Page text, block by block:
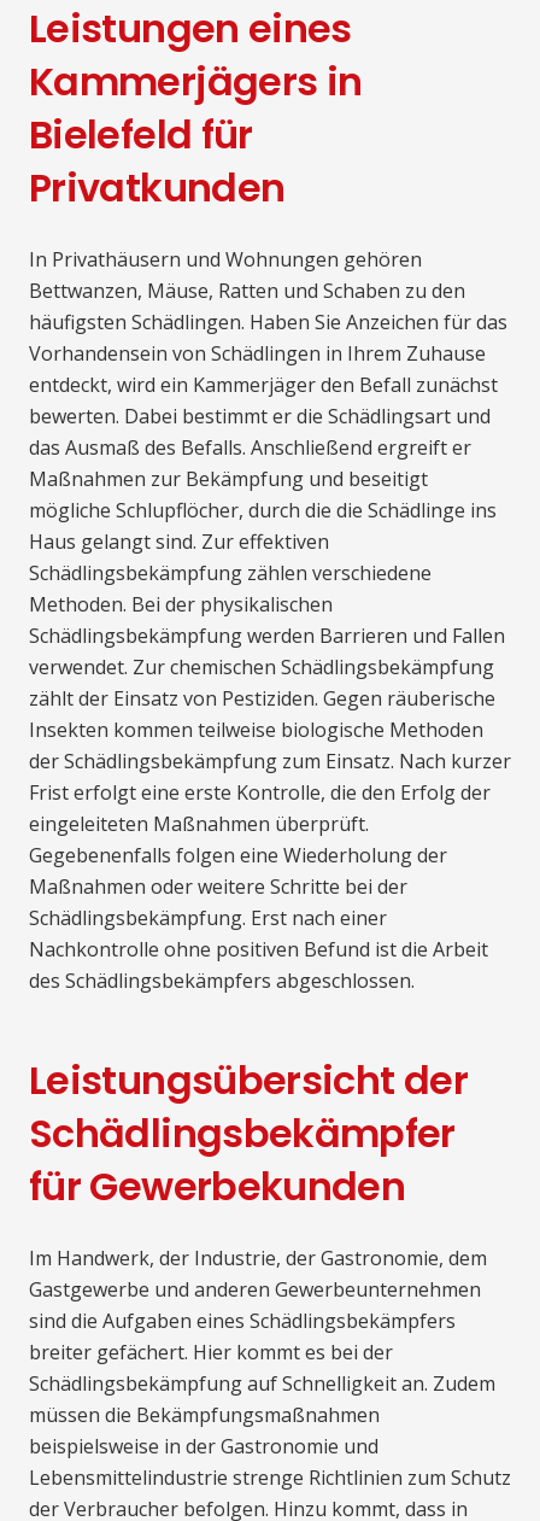
Leistungen eines
Kammerjägers in
Bielefeld für
Privatkunden
In Privathäusern und Wohnungen gehören
Bettwanzen, Mäuse, Ratten und Schaben zu den
häufigsten Schädlingen. Haben Sie Anzeichen für das
Vorhandensein von Schädlingen in Ihrem Zuhause
entdeckt, wird ein Kammerjäger den Befall zunächst
bewerten. Dabei bestimmt er die Schädlingsart und
das Ausmaß des Befalls. Anschließend ergreift er
Maßnahmen zur Bekämpfung und beseitigt
mögliche Schlupflöcher, durch die die Schädlinge ins
Haus gelangt sind. Zur effektiven
Schädlingsbekämpfung zählen verschiedene
Methoden. Bei der physikalischen
Schädlingsbekämpfung werden Barrieren und Fallen
verwendet. Zur chemischen Schädlingsbekämpfung
zählt der Einsatz von Pestiziden. Gegen räuberische
Insekten kommen teilweise biologische Methoden
der Schädlingsbekämpfung zum Einsatz. Nach kurzer
Frist erfolgt eine erste Kontrolle, die den Erfolg der
eingeleiteten Maßnahmen überprüft.
Gegebenenfalls folgen eine Wiederholung der
Maßnahmen oder weitere Schritte bei der
Schädlingsbekämpfung. Erst nach einer
Nachkontrolle ohne positiven Befund ist die Arbeit
des Schädlingsbekämpfers abgeschlossen.
Leistungsübersicht der
Schädlingsbekämpfer
für Gewerbekunden
Im Handwerk, der Industrie, der Gastronomie, dem
Gastgewerbe und anderen Gewerbeunternehmen
sind die Aufgaben eines Schädlingsbekämpfers
breiter gefächert. Hier kommt es bei der
Schädlingsbekämpfung auf Schnelligkeit an. Zudem
müssen die Bekämpfungsmaßnahmen
beispielsweise in der Gastronomie und
Lebensmittelindustrie strenge Richtlinien zum Schutz
der Verbraucher befolgen. Hinzu kommt, dass in